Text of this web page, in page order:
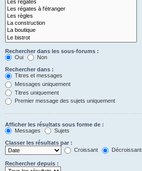
Rechercher dans les sous-forums :
Oui
Non
Rechercher dans :
Titres et messages
Messages uniquement
Titres uniquement
Premier message des sujets uniquement
Afficher les résultats sous forme de :
Messages
Sujets
Classer les résultats par :
Croissant
Décroissant
Rechercher depuis :